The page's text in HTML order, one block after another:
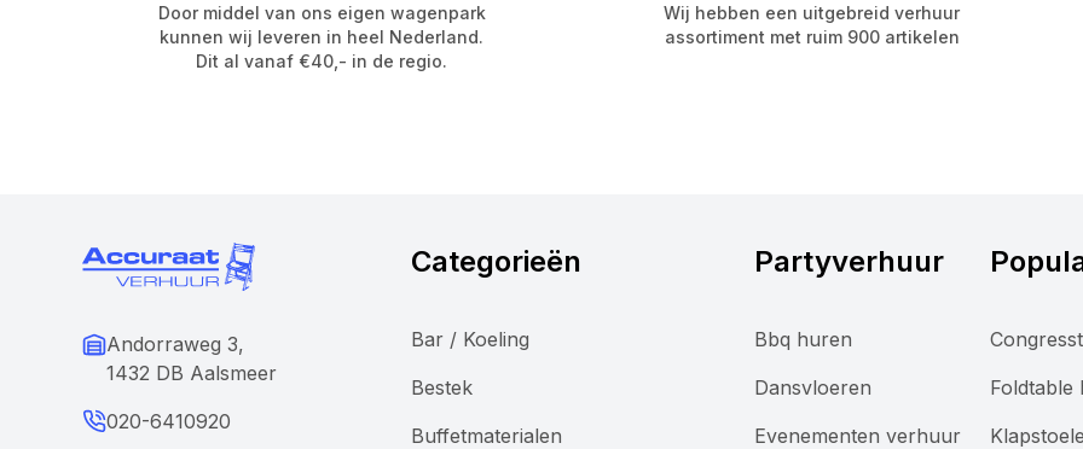
Door middel van ons eigen wagenpark
kunnen wij leveren in heel Nederland.
Dit al vanaf €40,- in de regio.
Wij hebben een uitgebreid verhuur
assortiment met ruim 900 artikelen
Andorraweg 3,
1432 DB Aalsmeer
020-6410920
Categorieën
Bar / Koeling
Bestek
Buffetmaterialen
Partyverhuur
Bbq huren
Dansvloeren
Evenementen verhuur
Foldtable